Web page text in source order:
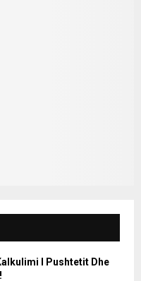
I Pushtetit Dhe